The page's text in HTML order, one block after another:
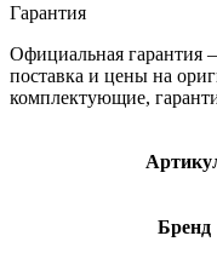
Гарантия
Официальная гарантия
поставка и цены на
комплектующие,
Бренд